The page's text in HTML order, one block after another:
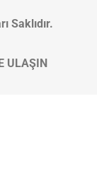
Saklıdır.
ULAŞIN